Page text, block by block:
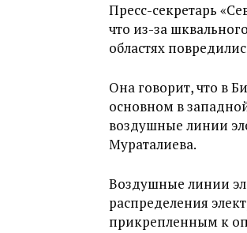
Пресс-секретарь
что из-за
областях
Она говорит, что в
основном в
воздушные линии
Мураталиева.
Воздушные линии
распределения
прикрепленным к